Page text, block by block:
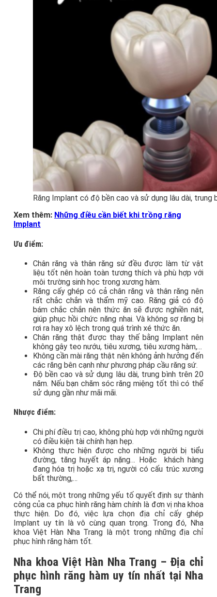
Răng Implant có độ bền cao và sử dụng lâu dài, trung
Xem thêm: Những điều cần biết khi trồng răng
Implant
Ưu điểm:
Chân răng và thân răng sứ đều được làm từ vật
liệu tốt nên hoàn toàn tương thích và phù hợp với
môi trường sinh học trong xương hàm.
Răng cấy ghép có cả chân răng và thân răng nên
rất chắc chắn và thẩm mỹ cao. Răng giả có độ
bám chắc chắn nên thức ăn sẽ được nghiền nát,
giúp phục hồi chức năng nhai. Và không sợ răng bị
rơi ra hay xô lệch trong quá trình xé thức ăn.
Chân răng thật được thay thế bằng Implant nên
không gây teo nướu, tiêu xương, tiêu xương hàm,…
Không cần mài răng thật nên không ảnh hưởng đến
các răng bên cạnh như phương pháp cầu răng sứ.
Độ bền cao và sử dụng lâu dài, trung bình trên 20
năm. Nếu bạn chăm sóc răng miệng tốt thì có thể
sử dụng gần như mãi mãi.
Nhược điểm:
Chi phí điều trị cao, không phù hợp với những người
có điều kiện tài chính hạn hẹp.
Không thực hiện được cho những người bị tiểu
đường, tăng huyết áp nặng… Hoặc khách hàng
đang hóa trị hoặc xạ trị, người có cấu trúc xương
bất thường,…
Có thể nói, một trong những yếu tố quyết định sự thành
công của ca phục hình răng hàm chính là đơn vị nha khoa
thực hiện. Do đó, việc lựa chọn địa chỉ cấy ghép
Implant uy tín là vô cùng quan trọng. Trong đó, Nha
khoa Việt Hàn Nha Trang là một trong những địa chỉ
phục hình răng hàm tốt.
Nha khoa Việt Hàn Nha Trang – Địa chỉ
phục hình răng hàm uy tín nhất tại Nha
Trang